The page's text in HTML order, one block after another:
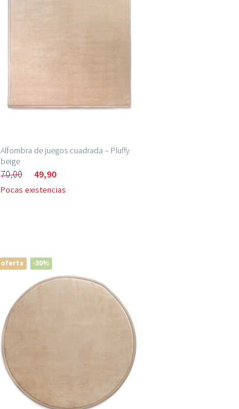
Alfombra de juegos cuadrada – Pluffy
beige
70,00 49,90
Pocas existencias
oferta -30%